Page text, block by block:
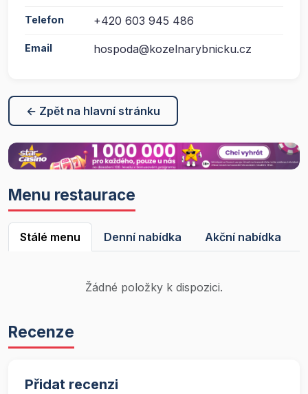
Telefon +420 603 945 486
Email hospoda@kozelnarybnicku.cz
← Zpět na hlavní stránku
Menu restaurace
Stálé menu Denní nabídka Akční nabídka
Žádné položky k dispozici.
Recenze
Přidat recenzi